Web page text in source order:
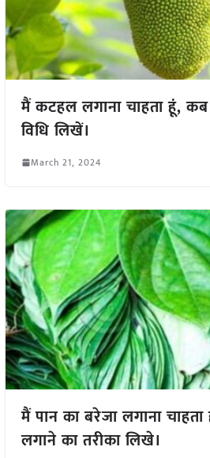
मैं कटहल लगाना चाहता हूं,
विधि लिखें।
March 21, 2024
मैं पान का बरेजा लगाना
लगाने का तरीका लिखे।